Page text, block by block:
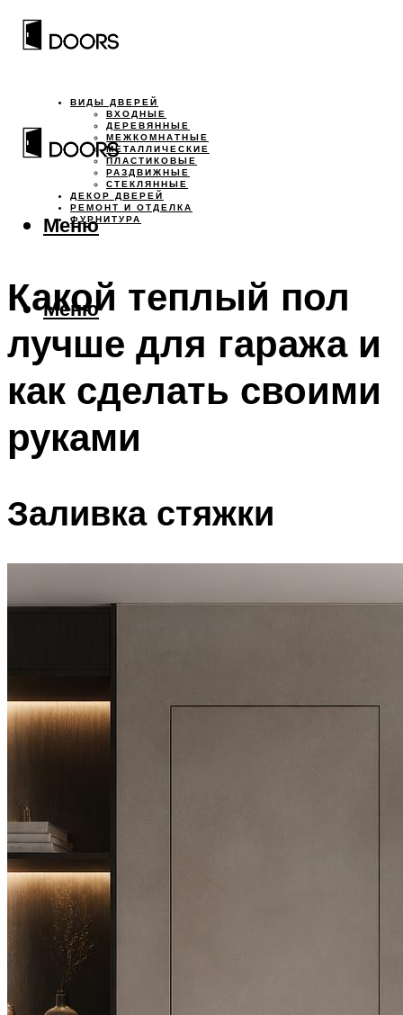
ВИДЫ ДВЕРЕЙ
ВХОДНЫЕ
ДЕРЕВЯННЫЕ
МЕЖКОМНАТНЫЕ
МЕТАЛЛИЧЕСКИЕ
ПЛАСТИКОВЫЕ
РАЗДВИЖНЫЕ
СТЕКЛЯННЫЕ
ДЕКОР ДВЕРЕЙ
РЕМОНТ И ОТДЕЛКА
ФУРНИТУРА
Меню
Меню
Какой теплый пол
лучше для гаража и
как сделать своими
руками
Заливка стяжки